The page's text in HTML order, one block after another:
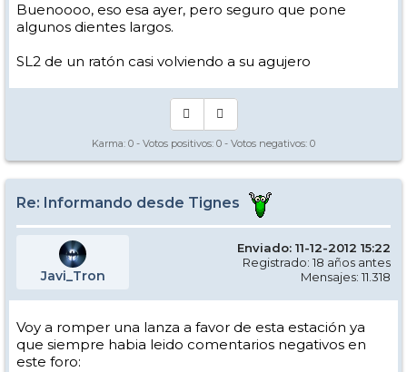
Buenoooo, eso esa ayer, pero seguro que pone
algunos dientes largos.
SL2 de un ratón casi volviendo a su agujero
Karma: 0 - Votos positivos: 0 - Votos negativos: 0
Re: Informando desde Tignes
Javi_Tron
Enviado: 11-12-2012 15:22
Registrado: 18 años antes
Mensajes: 11.318
Voy a romper una lanza a favor de esta estación ya
que siempre habia leido comentarios negativos en
este foro: